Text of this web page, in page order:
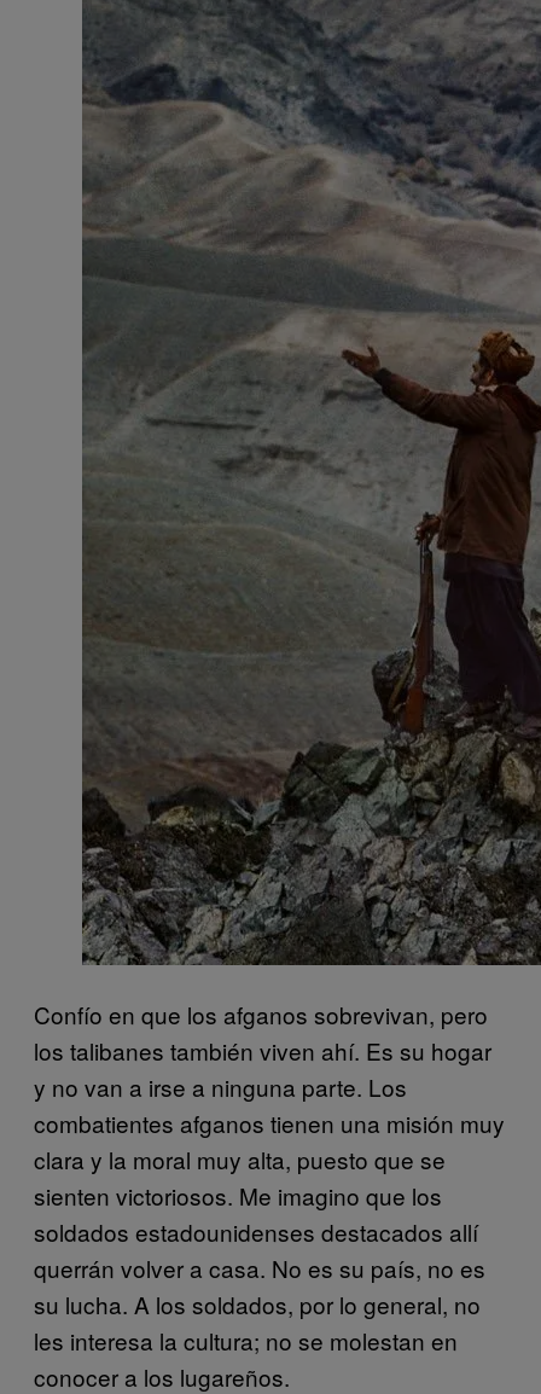
Confío en que los afganos sobrevivan, pero
los talibanes también viven ahí. Es su hogar
y no van a irse a ninguna parte. Los
combatientes afganos tienen una misión muy
clara y la moral muy alta, puesto que se
sienten victoriosos. Me imagino que los
soldados estadounidenses destacados allí
querrán volver a casa. No es su país, no es
su lucha. A los soldados, por lo general, no
les interesa la cultura; no se molestan en
conocer a los lugareños.